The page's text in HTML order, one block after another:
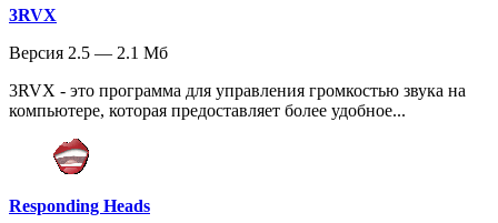
3RVX
Версия 2.5 — 2.1 Мб
3RVX - это программа для управления громкостью звука на
компьютере, которая предоставляет более удобное...
Responding Heads